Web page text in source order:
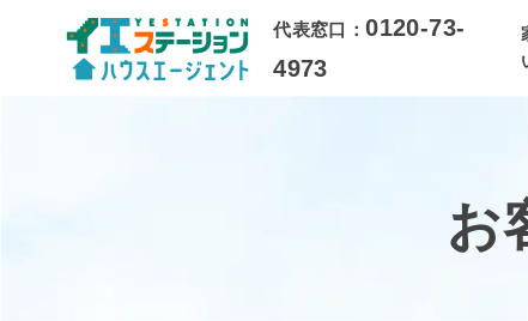
代表窓口：0120-73-
4973
お